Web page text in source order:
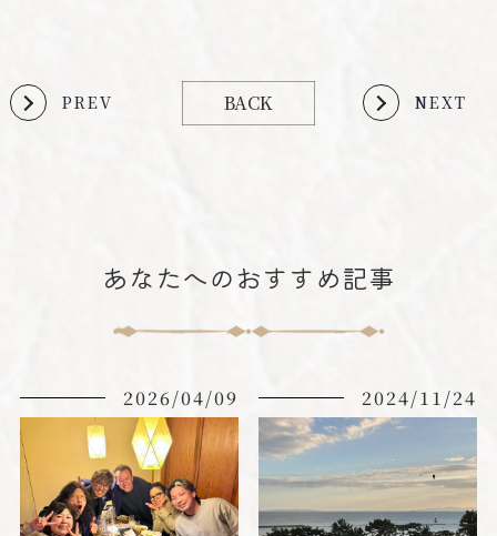
PREV BACK NEXT
あなたへのおすすめ記事
2026/04/09 2024/11/24